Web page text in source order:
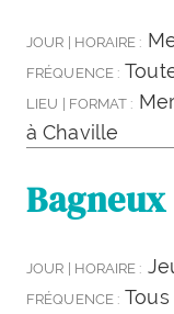
JOUR | HORAIRE :
FRÉQUENCE :
LIEU | FORMAT :
à Chaville
Bagneux
JOUR | HORAIRE :
FRÉQUENCE :